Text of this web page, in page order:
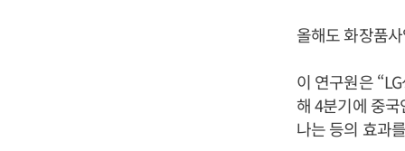
올해도 화장품
이 연구원은
해 4분기에 중
나는 등의 효과